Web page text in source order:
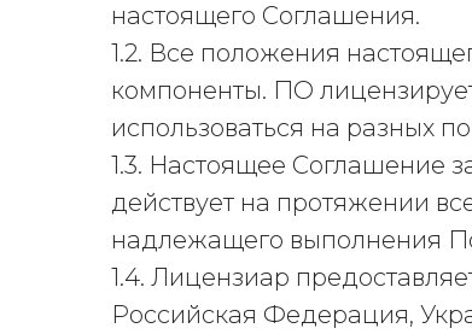
настоящего Соглашения.
1.2. Все положения
компоненты. ПО
использоваться на разных
1.3. Настоящее Соглашение
действует на протяжении
надлежащего выполнения
1.4. Лицензиар
Российская Федерация,